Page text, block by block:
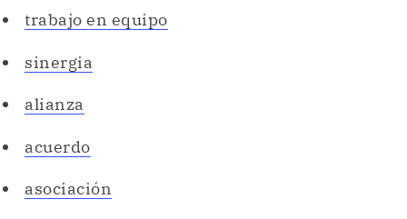
trabajo en equipo
sinergia
alianza
acuerdo
asociación